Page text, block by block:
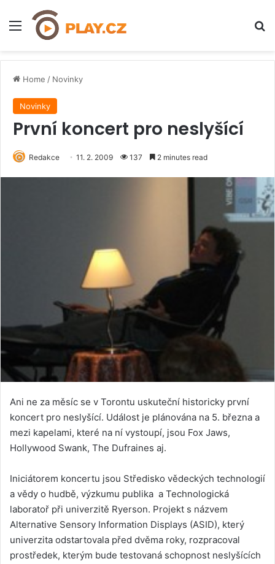
Menu
Home / Novinky
Novinky
První koncert pro neslyšící
Redakce 11. 2. 2009 137 2 minutes read
Ani ne za měsíc se v Torontu uskuteční historicky první
koncert pro neslyšící. Událost je plánována na 5. března a
mezi kapelami, které na ní vystoupí, jsou Fox Jaws,
Hollywood Swank, The Dufraines aj.
Iniciátorem koncertu jsou Středisko vědeckých technologií
a vědy o hudbě, výzkumu publika a Technologická
laboratoř při univerzitě Ryerson. Projekt s názvem
Alternative Sensory Information Displays (ASID), který
univerzita odstartovala před dvěma roky, rozpracoval
prostředek, kterým bude testovaná schopnost neslyšících